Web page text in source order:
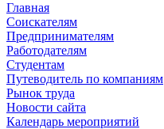
Главная
Соискателям
Предпринимателям
Работодателям
Студентам
Путеводитель по компаниям
Рынок труда
Новости сайта
Календарь мероприятий